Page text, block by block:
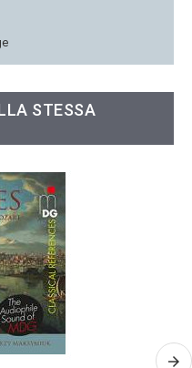
STESSA